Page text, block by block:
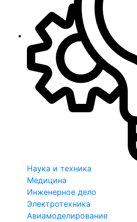
Наука и техника
Медицина
Инженерное дело
Электротехника
Авиамоделирование